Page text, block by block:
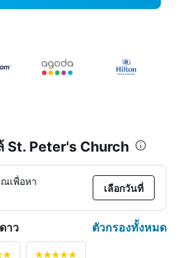
St. Peter's Church
เพื่อหา
เลือกวันที่
าว ตัวกรองทั้งหมด